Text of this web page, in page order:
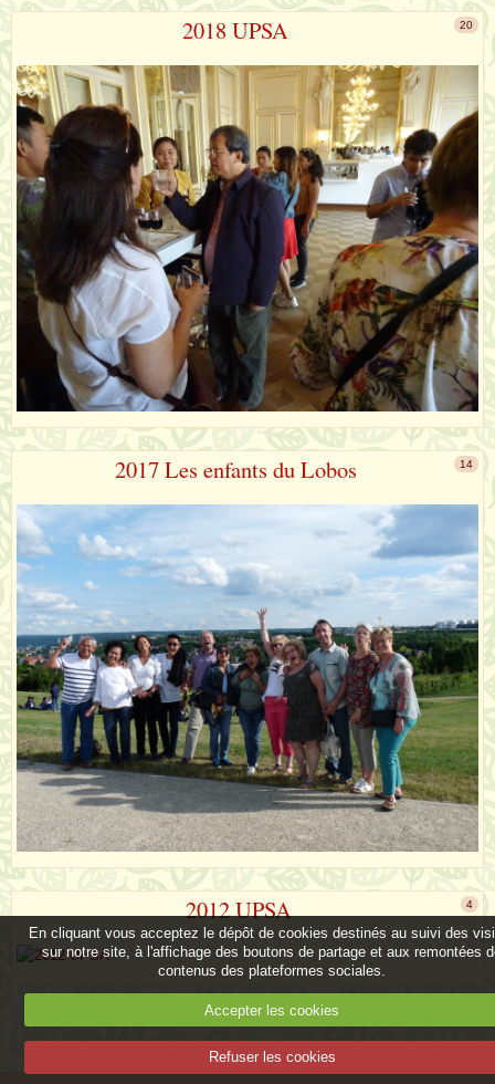
20
2018 UPSA
14
2017 Les enfants du Lobos
4
2012 UPSA
En cliquant vous acceptez le dépôt de cookies destinés au suivi des
sur notre site, à l'affichage des boutons de partage et aux remontées
contenus des plateformes sociales.
Accepter les cookies
Refuser les cookies